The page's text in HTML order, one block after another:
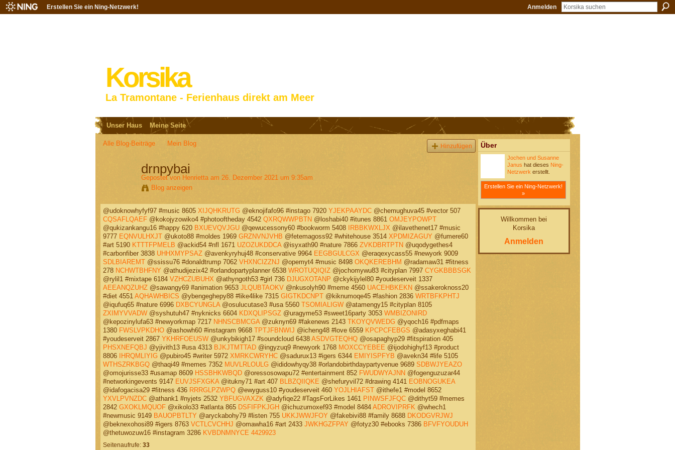
Erstellen Sie ein Ning-Netzwerk! Anmelden
Korsika
La Tramontane - Ferienhaus direkt am Meer
Unser Haus Meine Seite
Alle Blog-Beiträge Mein Blog Hinzufügen
drnpybai
Gepostet von Henriettaam 26. Dezember 2021 um 9:35am
Blog anzeigen
@udoknowhyfyf97 #music 8605 XIJQHKRUTG @eknojifafo96 #instago 7920 YJEKPAAYDC@chemughuva45 #vector 507
CQSAFLQAEF@kokojyzowiko4 #photooftheday 4542 QXRQWWPBTN @loshabi40 #itunes 8861 OMJEYPOWPT
@qukizankangu16 #happy 620 BXUEVQVJGU@qewucessony60 #bookworm 5408 IRBBKWXLJX @ilavethenet17 #music
9777 EQNVULHXJT@ukoto88 #moldes 1969 GRZNVNJVHB @fetemagoss92 #whitehouse 3514 XPDMIZAGUY @fumere60
#art 5190 KTTTFPMELB @ackid54 #nfl 1671 UZOZUKDDCA@isyxath90 #nature 7866 ZVKDBRTPTN @uqodygethes4
#carbonfiber 3838 UHHXMYPSAZ@avenkyryhuj48 #conservative 9964 EEGBGULCGX @eraqexycass55 #newyork 9009
SDLBIAREMT@ssissu76 #donaldtrump 7062 VHXNCIZZNJ @opemyt4 #music 8498 OKQKEREBHM @radamaw31 #fitness
278 NCHWTBHFNY @athudijezix42 #orlandopartyplanner 6538 WROTUQIQIZ@jochomywu83 #cityplan 7997 CYGKBBBSGK
@rylil1 #mixtape 6184 VZHCZUBUHX @athyngoth53 #girl 736 DJUGXOTANP @ckykijylel80 #youdeserveit 1337
AEEANQZUHZ@sawangy69 #animation 9653 JLQUBTAOKV@nkusolyh90 #meme 4560 UACEHBKEKN @ssakeroknoss20
#diet 4551 AQHAWHBICS @ybengeghepy88 #like4like 7315 GIGTKDCNPT@kiknumoqe45 #fashion 2836 WRTBFKPHTJ
@iqufuq65 #nature 6996 DXBCYUNGLA@osulucutase3 #usa 5560 TSOMIALIGW@atamengy15 #cityplan 8105
ZXIMYVVADW@syshutuh47 #nyknicks 6604 KDXQLIPSGZ@uragyme53 #sweet16party 3053 WMBIZONIRD
@kepozinylufa63 #newyorkmap 7217 NHNSCBMCGA@zuknyn69 #fakenews 2143 TKOYQVWEDG @yqoch16 #pdfmaps
1380 FWSLVPKDHO@ashowh60 #instagram 9668 TPTJFBNWIJ @icheng48 #love 6559 KPCPCFEBGS @adasyxeghabi41
#youdeserveit 2867 YKHRFOEUSW@unkybikigh17 #soundcloud 6438 ASDVGTEQHQ@osapaghyp29 #fitspiration 405
PHSXNEFQBJ @yjivith13 #usa 4313 BJKJTMTTAD@ingyzuq9 #newyork 1768 MOXCCYEBEE @ijodohighyf13 #product
8806
IHRQMLIYIG @pubiro45 #writer 5972 XMRKCWRYHC@sadurux13 #igers 6344 EMIYISPFYB @avekn34 #life 5105
WTHSZRKBGQ@thaqi49 #memes 7352 MUVLRLOULG @ididowhyqy38 #orlandobirthdaypartyvenue 9689 SDBWJYEAZO
@omojurisse33 #usamap 8609 HSSBHKWBQD@oressosowapu72 #entertainment 852 FWUDWYAJNN @fogenguzuzar44
#networkingevents 9147 EUVJSFXGKA@itukny71 #art 407 BLBZQIIQKE @shefuryvil72 #drawing 4141 EOBNOGUKEA
@idafogacisa29 #fitness 436 RRRGLPZWPQ@ewyguss10 #youdeserveit 460 YOJLHIAFST@ithefe1 #model 8652
YXVLPVNZDC@athank1 #nyjets 2532 YBFUGVAXZK @adyfiqe22 #TagsForLikes 1461 PINWSFJFQC@dithyt59 #memes
2842 GXOKLMQUOF@xikolo33 #atlanta 865 DSFIFPKJGH @ichuzumoxef93 #model 8484 ADROVIPRFK @whech1
#newmusic 9149 BAUOPBTLTY @aryckabohy79 #listen 755 UKKJWWJFOY @fakebivi88 #family 8688 DKODGVRJWJ
@beknexohosi89 #igers 8763 VCTLCVCHHJ @omawha16 #art 2433 JWKHGZFPAY @fotyz30 #ebooks 7386 BFVFYOUDUH
@thetuwozuw16 #instagram 3286 KVBDNMNYCE 4429923
Seitenaufrufe: 33
Über
Jochen und Susanne
Janus hat dieses Ning-
Netzwerk erstellt.
Erstellen Sie ein Ning-Netzwerk!
»
Willkommen bei
Korsika
Anmelden